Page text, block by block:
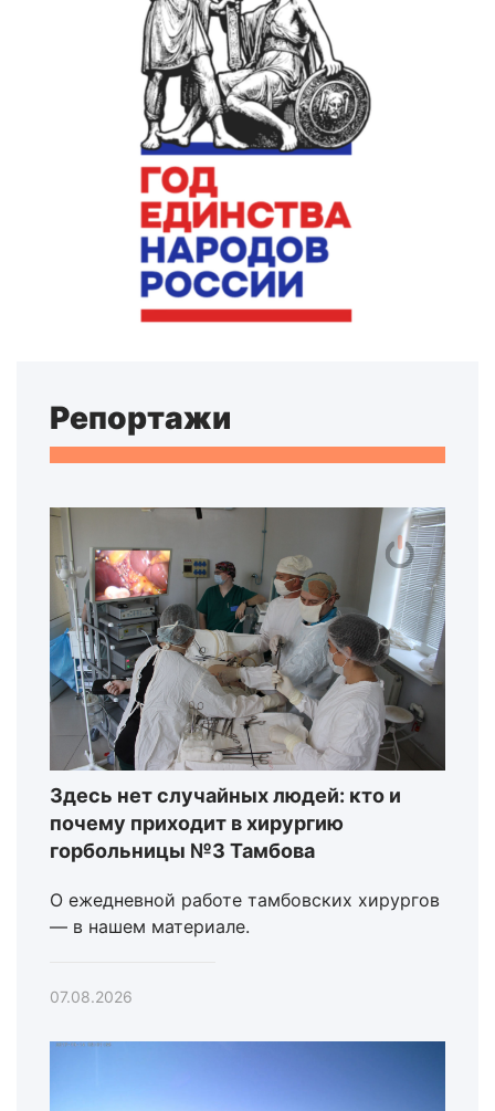
Репортажи
Здесь нет случайных людей: кто и
почему приходит в хирургию
горбольницы №3 Тамбова
О ежедневной работе тамбовских хирургов
— в нашем материале.
07.08.2026